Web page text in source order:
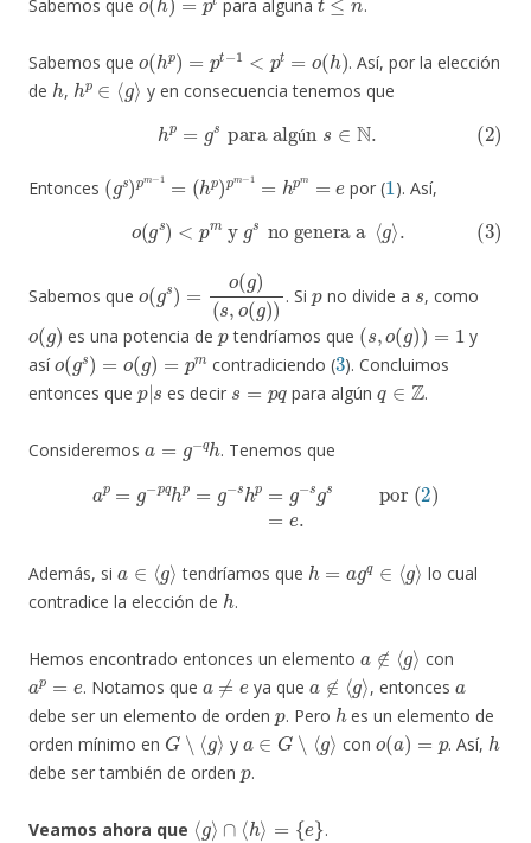
Sabemos que para alguna .
Sabemos que
(h p − 1 =
. Así, por la elección
de
h
,
hp∈⟨g⟩
y en consecuencia tenemos que
(2)h gs para algún s∈N
Entonces
(g s)pm =
(h p)pm = hpm=
por ( ). Así,
(3)o(gs < pm y gs no genera a⟨g
Sabemos que
( gs )
s, o(
. Si no divide a , como
( g)
es una potencia de
p
tendríamos que
(s g )) =
y
así
o (gs)=o (g)=pm
contradiciendo (
3
). Concluimos
entonces que
p|
es decir
s=pq
para algún
q∈Z
.
Consideremos
qh
. Tenemos que
ap g−pqh g−sh g−sg por (2) =e.
Además, si
g ⟩
tendríamos que
h q∈ g
lo cual
contradice la elección de
h
.
Hemos encontrado entonces un elemento
∉ g ⟩
con
ap=e
. Notamos que
a≠e
ya que
a∉⟨g ⟩
, entonces
debe ser un elemento de orden
p
. Pero
h
es un elemento de
orden mínimo en
G∖⟨ g⟩
y
a∈G∖⟨g⟩
con
o( a)=p
. Así,
h
debe ser también de orden
p
.
Veamos ahora que
⟨ g h ⟩ }
.